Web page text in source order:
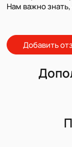
Нам важно
Добавить